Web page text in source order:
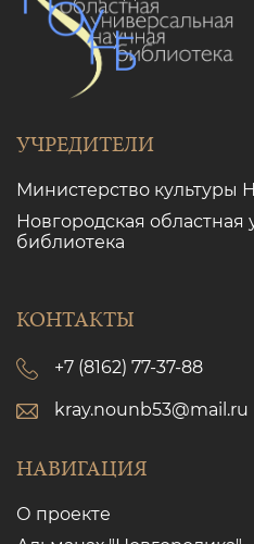
УЧРЕДИТЕЛИ
Министерство культуры
Новгородская областная
библиотека
КОНТАКТЫ
+7 (8162) 77-37-88
kray.nounb53@mail.ru
НАВИГАЦИЯ
О проекте